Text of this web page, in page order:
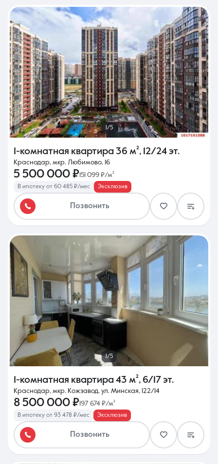
1/5
1-комнатная квартира 36 м², 12/24 эт.
Краснодар, мкр. Любимово, 16
5 500 000 ₽ 151 099 ₽/м²
В ипотеку от 60 485 ₽/мес Эксклюзив
Позвонить
1/5
1-комнатная квартира 43 м², 6/17 эт.
Краснодар, мкр. Кожзавод, ул. Минская, 122/14
8 500 000 ₽ 197 674 ₽/м²
В ипотеку от 93 478 ₽/мес Эксклюзив
Позвонить